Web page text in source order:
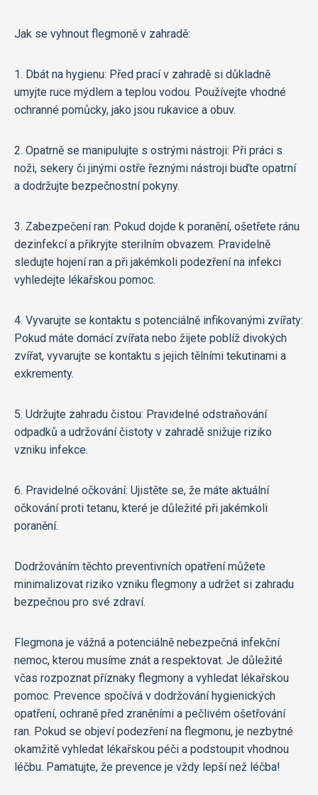
Jak se vyhnout flegmoně v zahradě:
1. Dbát na hygienu: Před prací v zahradě si důkladně
umyjte ruce mýdlem a teplou vodou. Používejte vhodné
ochranné pomůcky, jako jsou rukavice a obuv.
2. Opatrně se manipulujte s ostrými nástroji: Při práci s
noži, sekery či jinými ostře řeznými nástroji buďte opatrní
a dodržujte bezpečnostní pokyny.
3. Zabezpečení ran: Pokud dojde k poranění, ošetřete ránu
dezinfekcí a přikryjte sterilním obvazem. Pravidelně
sledujte hojení ran a při jakémkoli podezření na infekci
vyhledejte lékařskou pomoc.
4. Vyvarujte se kontaktu s potenciálně infikovanými zvířaty:
Pokud máte domácí zvířata nebo žijete poblíž divokých
zvířat, vyvarujte se kontaktu s jejich tělními tekutinami a
exkrementy.
5. Udržujte zahradu čistou: Pravidelné odstraňování
odpadků a udržování čistoty v zahradě snižuje riziko
vzniku infekce.
6. Pravidelné očkování: Ujistěte se, že máte aktuální
očkování proti tetanu, které je důležité při jakémkoli
poranění.
Dodržováním těchto preventivních opatření můžete
minimalizovat riziko vzniku flegmony a udržet si zahradu
bezpečnou pro své zdraví.
Flegmona je vážná a potenciálně nebezpečná infekční
nemoc, kterou musíme znát a respektovat. Je důležité
včas rozpoznat příznaky flegmony a vyhledat lékařskou
pomoc. Prevence spočívá v dodržování hygienických
opatření, ochraně před zraněními a pečlivém ošetřování
ran. Pokud se objeví podezření na flegmonu, je nezbytné
okamžitě vyhledat lékařskou péči a podstoupit vhodnou
léčbu. Pamatujte, že prevence je vždy lepší než léčba!